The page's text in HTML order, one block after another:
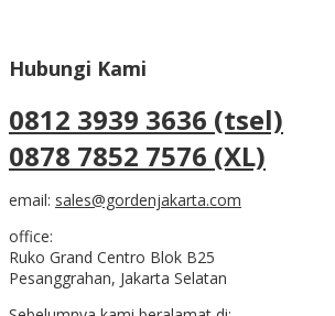
Hubungi Kami
0812 3939 3636 (tsel)
0878 7852 7576 (XL)
email: sales@gordenjakarta.com
office:
Ruko Grand Centro Blok B25
Pesanggrahan, Jakarta Selatan